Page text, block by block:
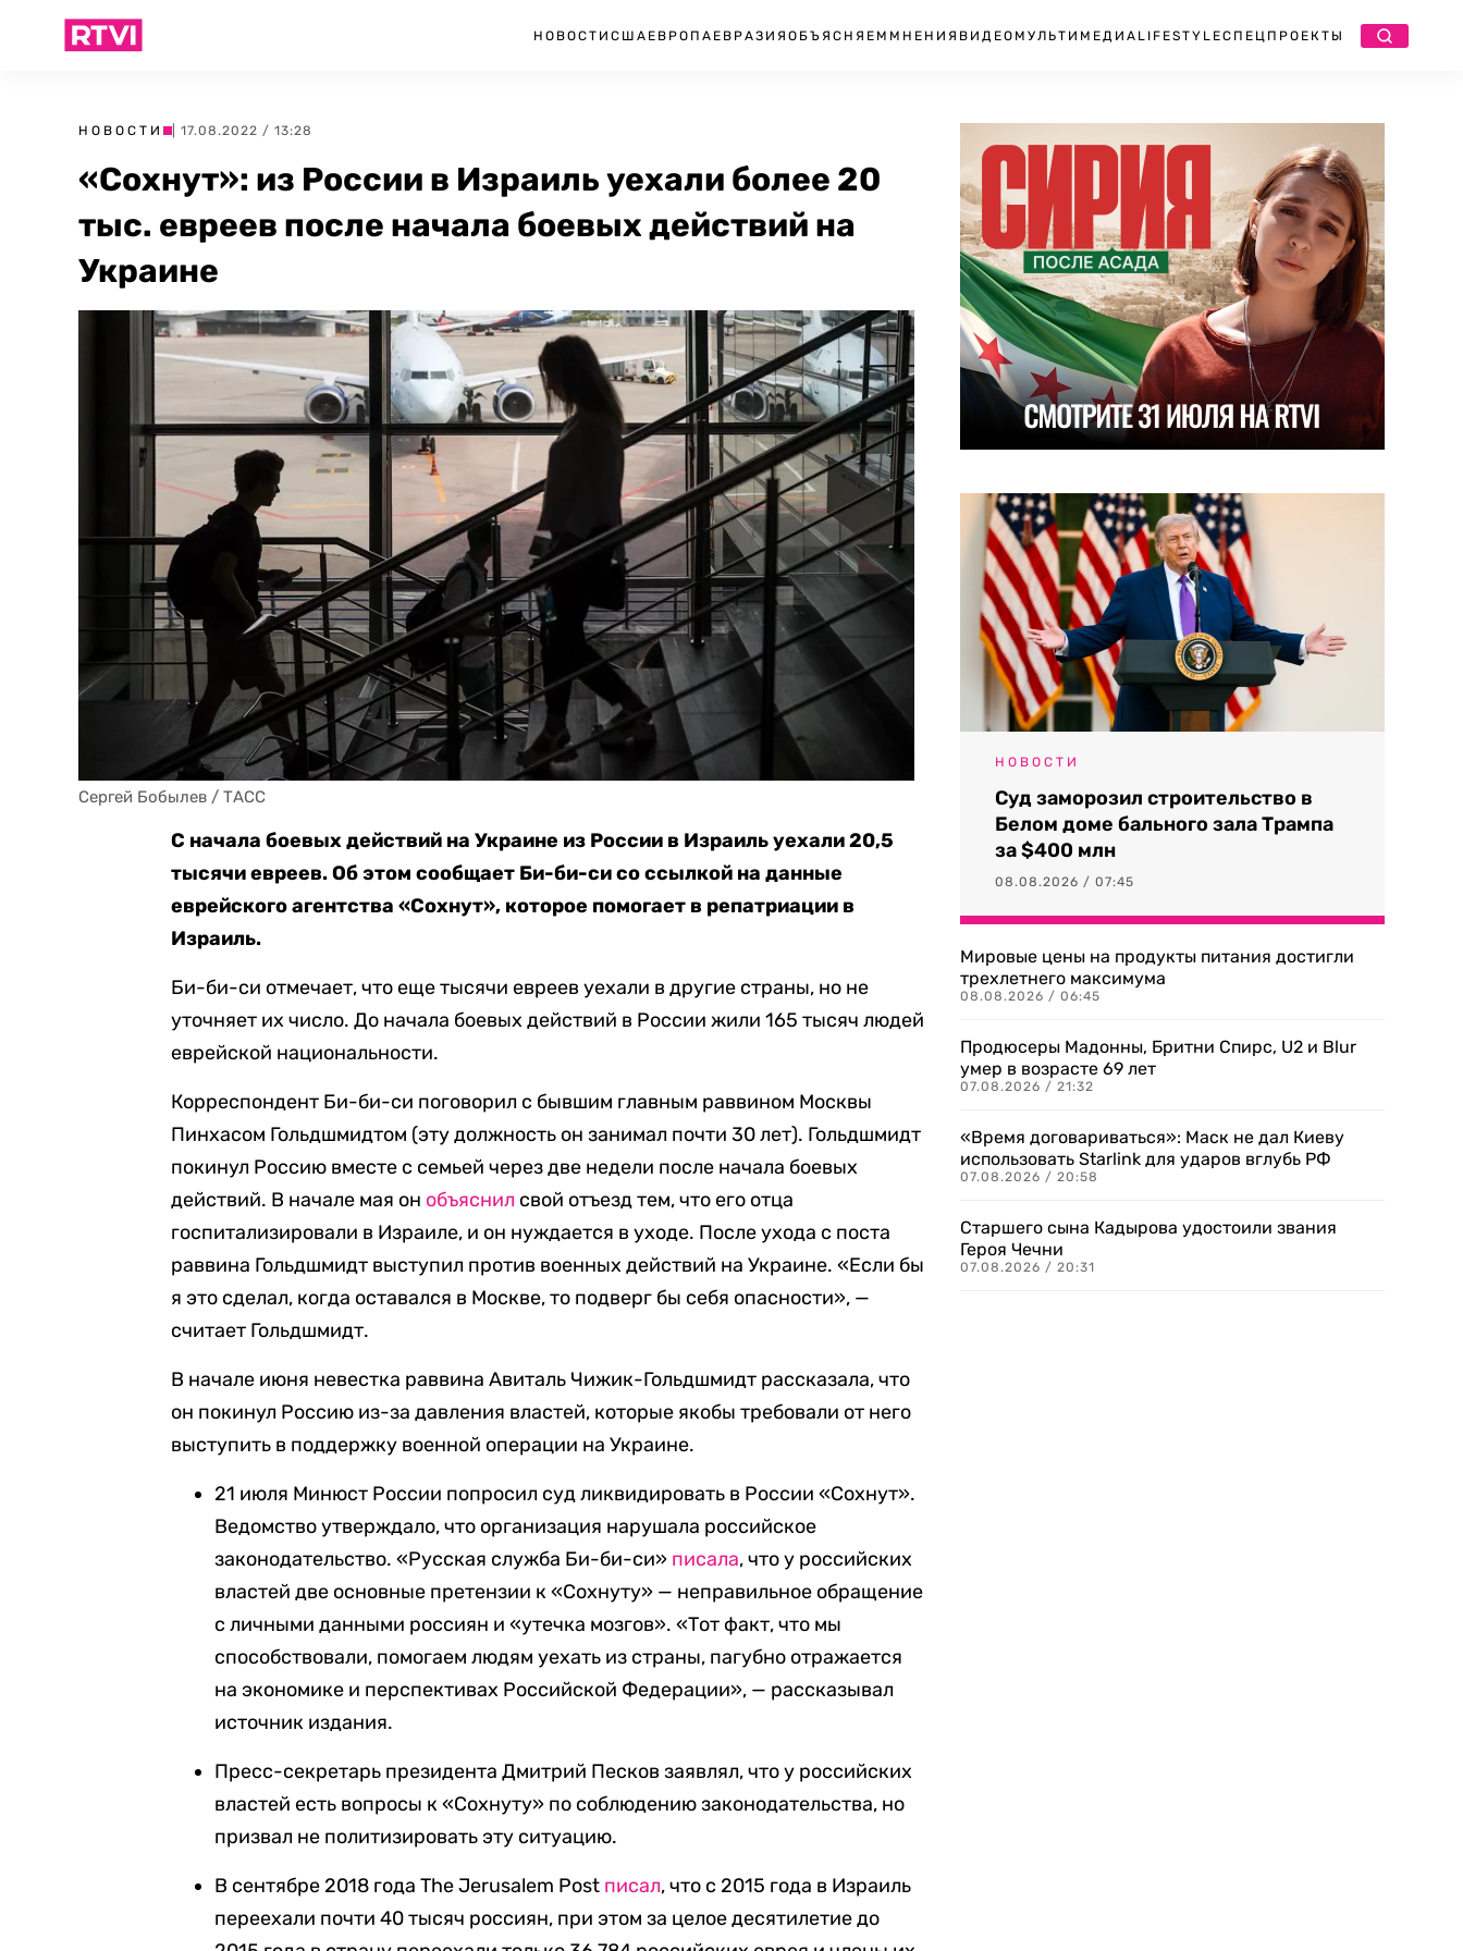
НОВОСТИ США ЕВРОПА ЕВРАЗИЯ ОБЪЯСНЯЕМ МНЕНИЯ ВИДЕО МУЛЬТИМЕДИА LIFESTYLEСПЕЦПРОЕКТЫ
НОВОСТИ | 17.08.2022 / 13:28
«Сохнут»: из России в Израиль уехали более 20
тыс. евреев после начала боевых действий на
Украине
Сергей Бобылев / ТАСС
С начала боевых действий на Украине из России в Израиль уехали 20,5
тысячи евреев. Об этом сообщает Би-би-си со ссылкой на данные
еврейского агентства «Сохнут», которое помогает в репатриации в
Израиль.
Би-би-си отмечает, что еще тысячи евреев уехали в другие страны, но не
уточняет их число. До начала боевых действий в России жили 165 тысяч людей
еврейской национальности.
Корреспондент Би-би-си поговорил с бывшим главным раввином Москвы
Пинхасом Гольдшмидтом (эту должность он занимал почти 30 лет). Гольдшмидт
покинул Россию вместе с семьей через две недели после начала боевых
действий. В начале мая он объяснил свой отъезд тем, что его отца
госпитализировали в Израиле, и он нуждается в уходе. После ухода с поста
раввина Гольдшмидт выступил против военных действий на Украине. «Если бы
я это сделал, когда оставался в Москве, то подверг бы себя опасности», —
считает Гольдшмидт.
В начале июня невестка раввина Авиталь Чижик-Гольдшмидт рассказала, что
он покинул Россию из-за давления властей, которые якобы требовали от него
выступить в поддержку военной операции на Украине.
21 июля Минюст России попросил суд ликвидировать в России «Сохнут».
Ведомство утверждало, что организация нарушала российское
законодательство. «Русская служба Би-би-си» писала, что у российских
властей две основные претензии к «Сохнуту» — неправильное обращение
с личными данными россиян и «утечка мозгов». «Тот факт, что мы
способствовали, помогаем людям уехать из страны, пагубно отражается
на экономике и перспективах Российской Федерации», — рассказывал
источник издания.
Пресс-секретарь президента Дмитрий Песков заявлял, что у российских
властей есть вопросы к «Сохнуту» по соблюдению законодательства, но
призвал не политизировать эту ситуацию.
В сентябре 2018 года The Jerusalem Post писал, что с 2015 года в Израиль
переехали почти 40 тысяч россиян, при этом за целое десятилетие до
НОВОСТИ
Суд заморозил строительство в
Белом доме бального зала Трампа
за $400 млн
08.08.2026 / 07:45
Мировые цены на продукты питания достигли
трехлетнего максимума
08.08.2026 / 06:45
Продюсеры Мадонны, Бритни Спирс, U2 и Blur
умер в возрасте 69 лет
07.08.2026 / 21:32
«Время договариваться»: Маск не дал Киеву
использовать Starlink для ударов вглубь РФ
07.08.2026 / 20:58
Старшего сына Кадырова удостоили звания
Героя Чечни
07.08.2026 / 20:31